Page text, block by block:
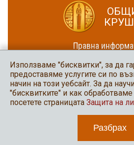
Правна
Карта на
Община
в социалните
Уеб дизайн
Използваме "бисквитки", за да
предоставяме услугите си по
начин на този уебсайт. За да
"бисквитките" и как
посетете страницата Защита на
Разбрах